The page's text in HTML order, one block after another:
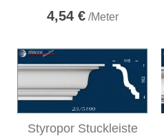
4,54 €/Meter
Styropor Stuckleiste